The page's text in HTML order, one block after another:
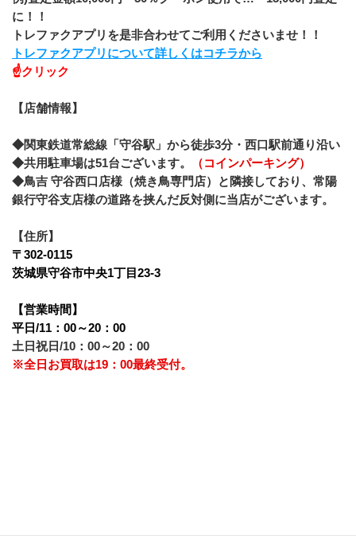
に！！
トレファクアプリを是非合わせてご利用くださいませ！！
トレファクアプリについて詳しくはコチラから
☝クリック
【店舗情報】
◆関東鉄道常総線「守谷駅」から徒歩3分・西口駅前通り沿い
◆共用駐車場は51台ございます。
（コインパーキング）
◆鳥吉 守谷西口店様（焼き鳥専門店）と隣接しており、常陽
銀行守谷支店様の道路を挟んだ反対側に当店がございます。
【住所】
〒302-0115
茨城県守谷市中央1丁目23-3
【営業時間】
平日/11：00～20：00
土日祝日/10：00～20：00
※全日お買取は19：00最終受付。